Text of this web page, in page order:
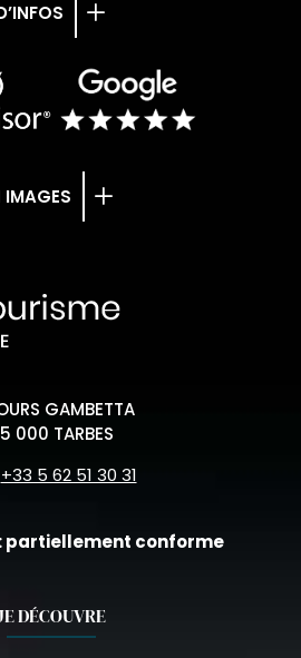
IMAGES
GAMBETTA
000 TARBES
+33 5 62 51 30 31
partiellement conforme
DÉCOUVRE